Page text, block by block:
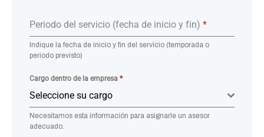
Periodo del servicio (fecha de inicio y fin) *
Indique la fecha de inicio y fin del servicio (temporada o
periodo previsto)
Cargo dentro de la empresa *
Seleccione su cargo
Necesitamos esta información para asignarle un asesor
adecuado.